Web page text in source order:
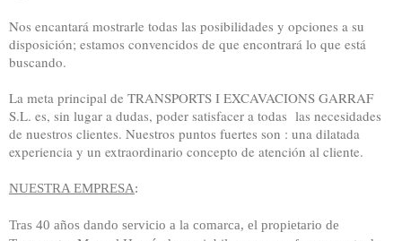
Nos encantará mostrarle todas las posibilidades y opciones a su
disposición; estamos convencidos de que encontrará lo que está
buscando.
La meta principal de TRANSPORTS I EXCAVACIONS GARRAF
S.L. es, sin lugar a dudas, poder satisfacer a todas las necesidades
de nuestros clientes. Nuestros puntos fuertes son : una dilatada
experiencia y un extraordinario concepto de atención al cliente.
NUESTRA EMPRESA:
Tras 40 años dando servicio a la comarca, el propietario de